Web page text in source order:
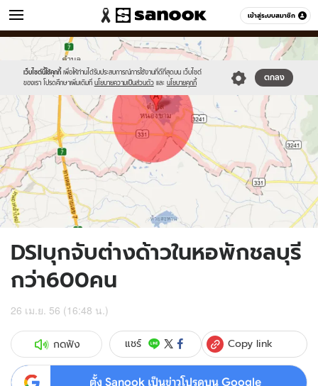
เข้าสู่ระบบสมาชิก
ข่าว หมวดอื่นๆ
เว็บไซต์นี้ใช้คุกกี้ เพื่อให้ท่านได้รับประสบการณ์การใช้งานที่ดีที่สุดบน เว็บไซต์
ของเรา โปรดศึกษาเพิ่มเติมที่ นโยบายความเป็นส่วนตัว และ นโยบายคุกกี้
ตกลง
//s.isanook.com/sr/0/images/logo-
new-
sanook.png
//s.isanook.com/ns/0/ud/236/1182770/449196-
01.jpg
DSIบุกจับต่างด้าวในหอพักชลบุรี
กว่า600คน
26 เม.ย. 56 (16:48 น.)
กดฟัง แชร์ Copy link
ตั้ง Sanook เป็นข่าวโปรดบน Google